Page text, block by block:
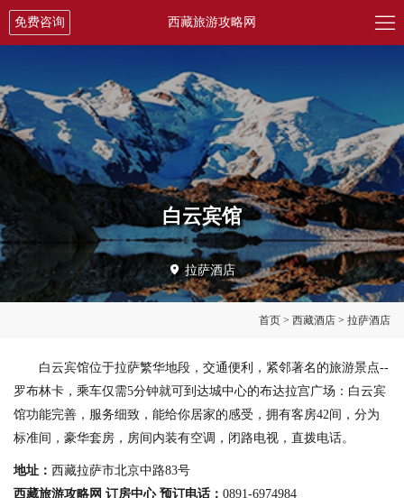

免费咨询 西藏旅游攻略网
白云宾馆
 拉萨酒店
首页 > 西藏酒店 > 拉萨酒店
白云宾馆位于拉萨繁华地段，交通便利，紧邻著名的旅游景点--
罗布林卡，乘车仅需5分钟就可到达城中心的布达拉宫广场：白云宾
馆功能完善，服务细致，能给你居家的感受，拥有客房42间，分为
标准间，豪华套房，房间内装有空调，闭路电视，直拨电话。
地址： 西藏拉萨市北京中路83号
西藏旅游攻略网 订房中心 预订电话： 0891-6974984